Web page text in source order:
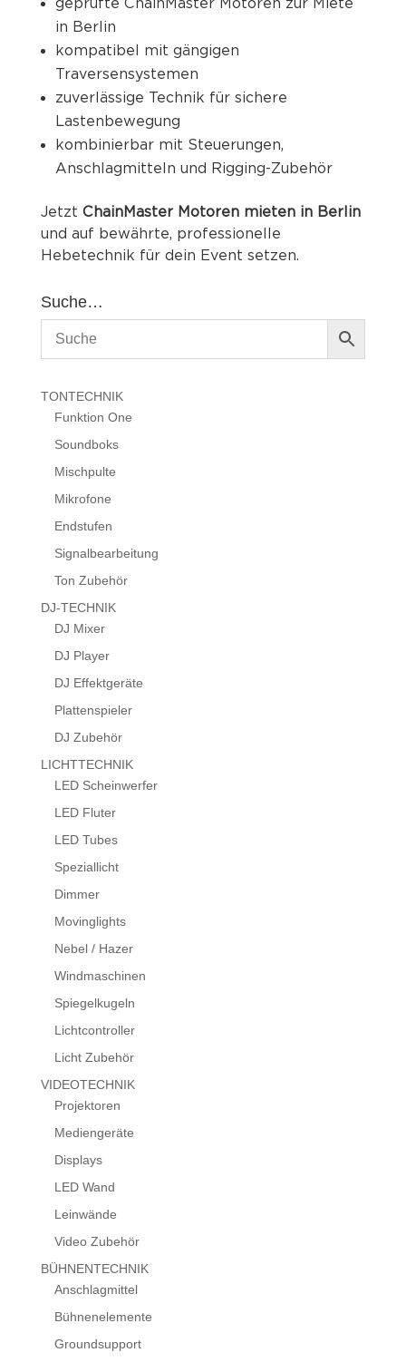
in Berlin
kompatibel mit gängigen
Traversensystemen
zuverlässige Technik für sichere
Lastenbewegung
kombinierbar mit Steuerungen,
Anschlagmitteln und Rigging-Zubehör
Jetzt ChainMaster Motoren mieten in Berlin
und auf bewährte, professionelle
Hebetechnik für dein Event setzen.
Suche…
TONTECHNIK
Funktion One
Soundboks
Mischpulte
Mikrofone
Endstufen
Signalbearbeitung
Ton Zubehör
DJ-TECHNIK
DJ Mixer
DJ Player
DJ Effektgeräte
Plattenspieler
DJ Zubehör
LICHTTECHNIK
LED Scheinwerfer
LED Fluter
LED Tubes
Speziallicht
Dimmer
Movinglights
Nebel / Hazer
Windmaschinen
Spiegelkugeln
Lichtcontroller
Licht Zubehör
VIDEOTECHNIK
Projektoren
Mediengeräte
Displays
LED Wand
Leinwände
Video Zubehör
BÜHNENTECHNIK
Anschlagmittel
Bühnenelemente
Groundsupport